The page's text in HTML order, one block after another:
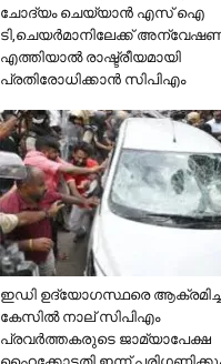
ചോദ്യം ചെയ്യാൻ എസ് ഐ
ടി,ചെയർമാനിലേക്ക്
എത്തിയാൽ രാഷ്ട്രീയമായി
പ്രതിരോധിക്കാൻ സിപിഎം
ഇഡി ഉദ്യോഗസ്ഥരെ
കേസില്‍ നാല് സിപിഎം
പ്രവര്‍ത്തകരുടെ ജാമ്യാപേക്ഷ